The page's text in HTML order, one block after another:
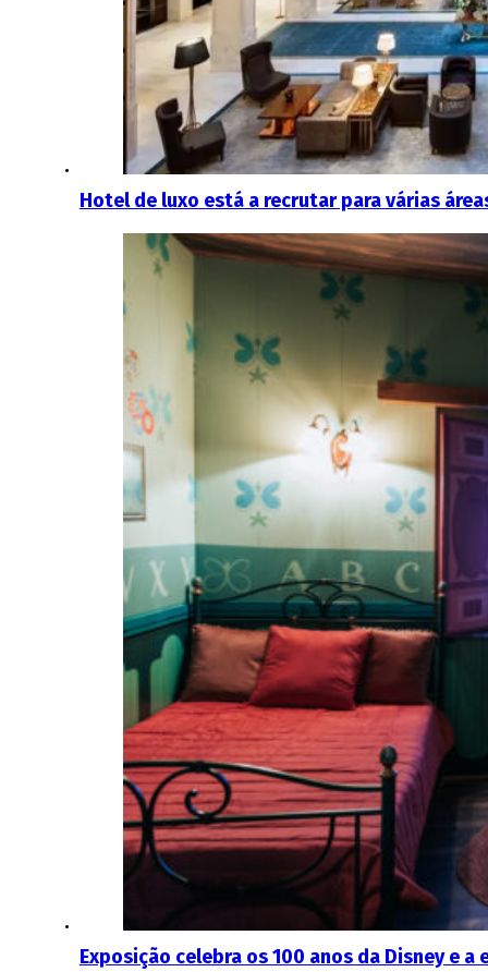
Hotel de luxo está a recrutar para várias
Exposição celebra os 100 anos da Disney e